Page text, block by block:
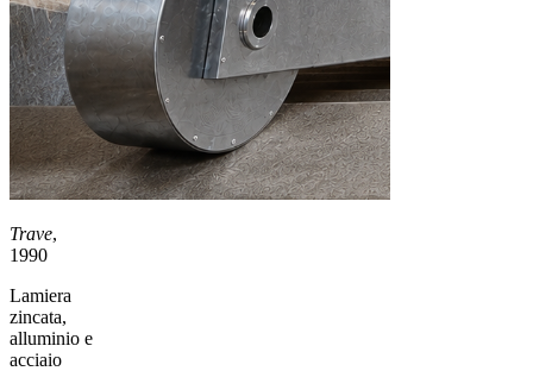
Trave,
1990
Lamiera
zincata,
alluminio e
acciaio